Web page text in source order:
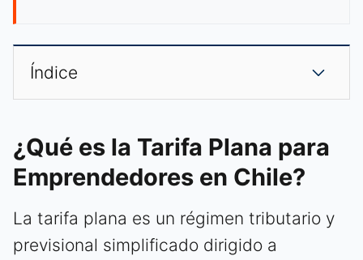
Índice
¿Qué es la Tarifa Plana para
Emprendedores en Chile?
La tarifa plana es un régimen tributario y
previsional simplificado dirigido a